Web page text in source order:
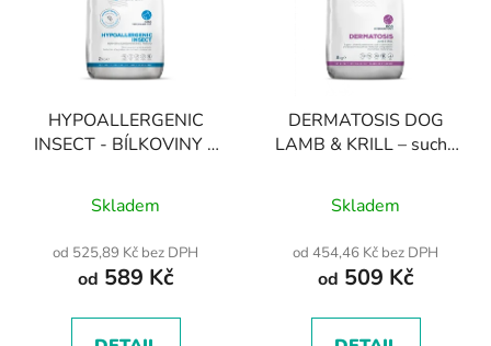
HYPOALLERGENIC
INSECT - BÍLKOVINY Z
A SUŠENÉ BRAMBORY
hodnocení
produktu
je
z
Skladem
od 525,89 Kč bez DPH
od 589 Kč
DERMATOSIS DOG
LAMB & KRILL – suché
psy
hodnocení
produktu
je
z
Skladem
od 454,46 Kč bez DPH
od 509 Kč